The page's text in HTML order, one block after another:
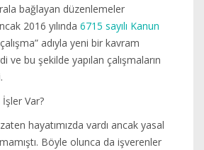
bağlayan düzenlemeler
2016 yılında 6715 sayılı Kanun
adıyla yeni bir kavram
ve bu şekilde yapılan çalışmaların
Var?
hayatımızda vardı ancak yasal
Böyle olunca da işverenler